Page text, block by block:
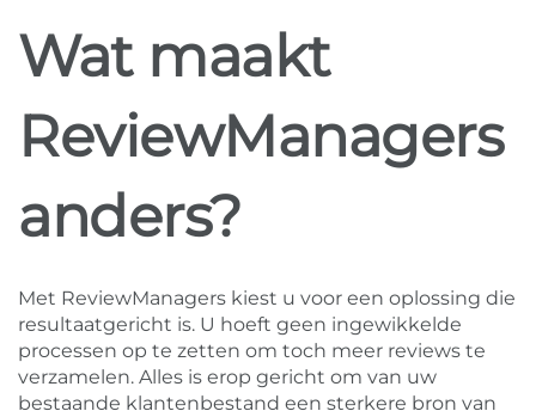
Wat maakt
ReviewManagers
anders?
Met ReviewManagers kiest u voor een oplossing die
resultaatgericht is. U hoeft geen ingewikkelde
processen op te zetten om toch meer reviews te
verzamelen. Alles is erop gericht om van uw
bestaande klantenbestand een sterkere bron van